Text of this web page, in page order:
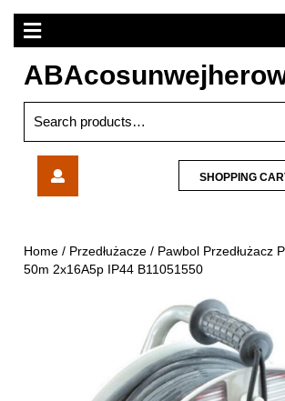
Skip
content
Open
Menu
for:
50m
2x16A5p
SHOPPING
Home / Przedłużacze / Pawbol Przedłużacz
50m 2x16A5p IP44 B11051550